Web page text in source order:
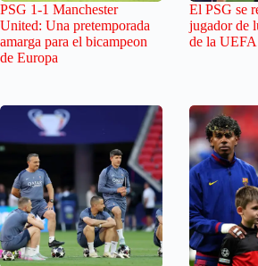
PSG 1-1 Manchester
United: Una pretemporada
amarga para el bicampeon
de Europa
El PSG se
jugador de
de la